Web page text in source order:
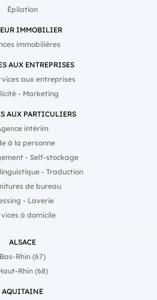
Épilation
IMMOBILIER
immobilières
AUX ENTREPRISES
aux entreprises
- Marketing
AUX PARTICULIERS
intérim
à la personne
- Self-stockage
- Traduction
de bureau
- Laverie
à domicile
ALSACE
Bas-Rhin (67)
Rhin (68)
AQUITAINE